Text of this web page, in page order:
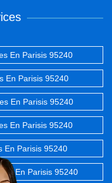
En Parisis 95240
En Parisis 95240
En Parisis 95240
En Parisis 95240
En Parisis 95240
En Parisis 95240